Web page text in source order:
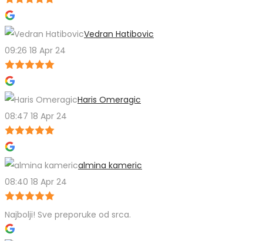
Vedran Hatibovic
09:26 18 Apr 24
Haris Omeragic
08:47 18 Apr 24
almina kameric
08:40 18 Apr 24
Najbolji! Sve preporuke od srca.